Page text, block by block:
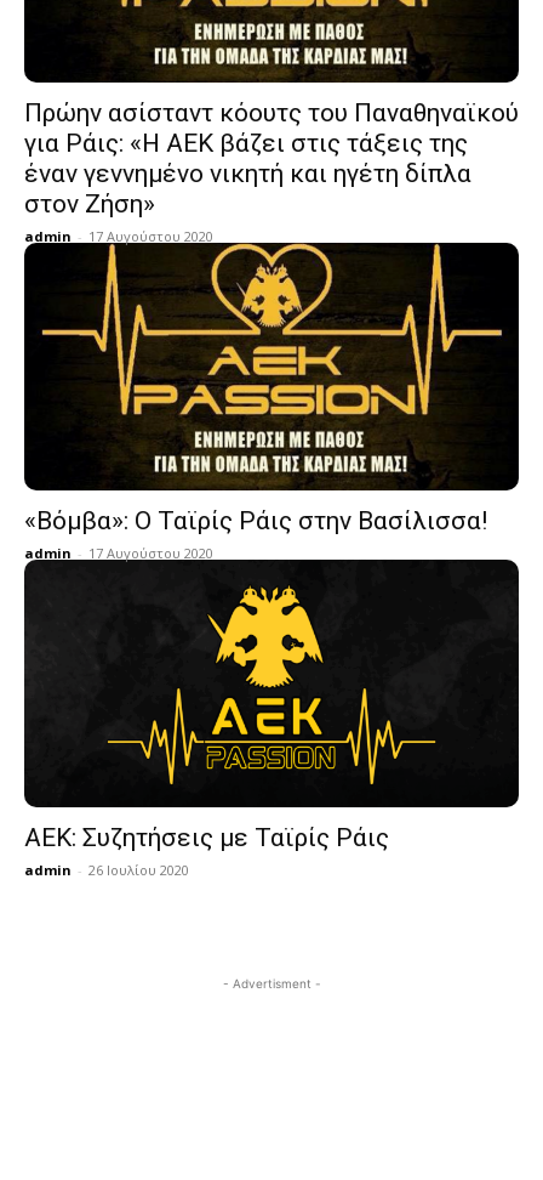
Πρώην ασίσταντ κόουτς του Παναθηναϊκού
για Ράις: «Η ΑΕΚ βάζει στις τάξεις της
έναν γεννημένο νικητή και ηγέτη δίπλα
στον Ζήση»
admin - 17 Αυγούστου 2020
«Βόμβα»: Ο Ταϊρίς Ράις στην Βασίλισσα!
admin - 17 Αυγούστου 2020
AEK: Συζητήσεις με Ταϊρίς Ράις
admin - 26 Ιουλίου 2020
- Advertisment -